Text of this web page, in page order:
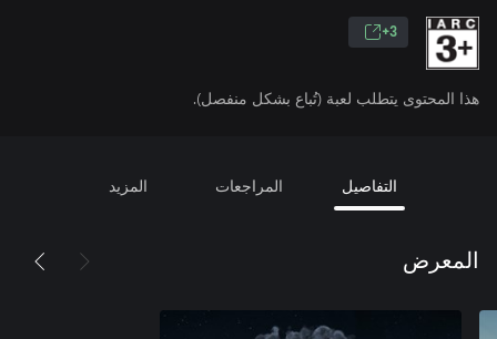
3+
هذا المحتوى يتطلب لعبة (تُباع بشكل منفصل).
التفاصيل المراجعات المزيد
المعرض